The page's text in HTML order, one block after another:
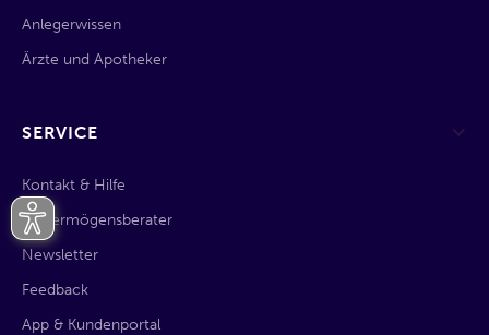
Anlegerwissen
Ärzte und Apotheker
SERVICE
Kontakt & Hilfe
KI-Vermögensberater
Newsletter
Feedback
App & Kundenportal